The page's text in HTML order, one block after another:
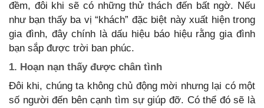
đềm, đôi khi sẽ có những thử thách đến bất ngờ. Nếu
như bạn thấy ba vị “khách” đặc biệt này xuất hiện trong
gia đình, đây chính là dấu hiệu báo hiệu rằng gia đình
bạn sắp được trời ban phúc.
1. Hoạn nạn thấy được chân tình
Đôi khi, chúng ta không chủ động mời nhưng lại có một
số người đến bên cạnh tìm sự giúp đỡ. Có thể đó sẽ là